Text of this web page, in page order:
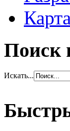
Поиск
Искать...